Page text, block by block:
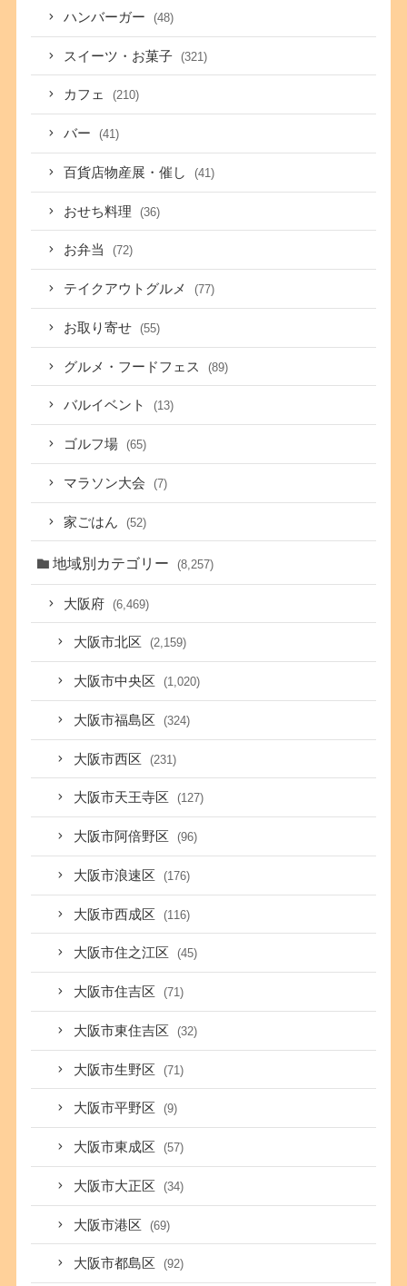
ハンバーガー (48)
スイーツ・お菓子 (321)
カフェ (210)
バー (41)
百貨店物産展・催し (41)
おせち料理 (36)
お弁当 (72)
テイクアウトグルメ (77)
お取り寄せ (55)
グルメ・フードフェス (89)
バルイベント (13)
ゴルフ場 (65)
マラソン大会 (7)
家ごはん (52)
地域別カテゴリー (8,257)
大阪府 (6,469)
大阪市北区 (2,159)
大阪市中央区 (1,020)
大阪市福島区 (324)
大阪市西区 (231)
大阪市天王寺区 (127)
大阪市阿倍野区 (96)
大阪市浪速区 (176)
大阪市西成区 (116)
大阪市住之江区 (45)
大阪市住吉区 (71)
大阪市東住吉区 (32)
大阪市生野区 (71)
大阪市平野区 (9)
大阪市東成区 (57)
大阪市大正区 (34)
大阪市港区 (69)
大阪市都島区 (92)